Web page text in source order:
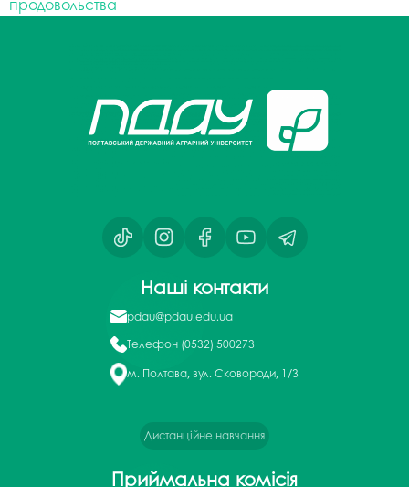
продовольства
Наші контакти
pdau@pdau.edu.ua
Телефон (0532) 500273
м. Полтава, вул. Сковороди, 1/3
Дистанційне навчання
Приймальна комісія